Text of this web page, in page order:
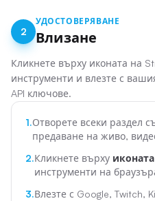
2
УДОСТОВЕРЯВАНЕ
Влизане
Кликнете върху иконата на
инструменти и влезте с
API ключове.
1.Отворете всеки раздел
предаване на живо,
2.Кликнете върху
инструменти на
3.Влезте с Google,